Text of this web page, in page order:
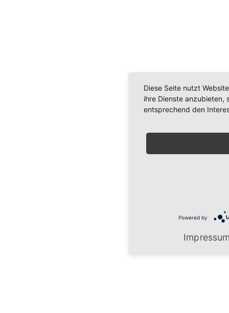
Diese Seite nutzt
ihre Dienste anzubieten,
entsprechend den
Powered by